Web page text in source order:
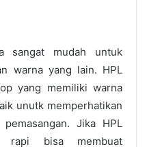
sangat mudah untuk
warna yang lain. HPL
yang memiliki warna
unutk memperhatikan
Jika HPL
rapi bisa membuat